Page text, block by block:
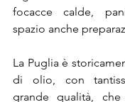
focacce calde,
spazio anche
La Puglia è
di olio, con
grande qualità, che